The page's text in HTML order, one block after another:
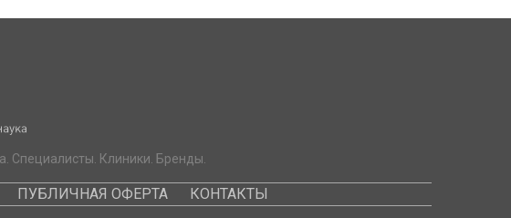
Специалисты. Клиники. Бренды.
ПУБЛИЧНАЯ ОФЕРТА КОНТАКТЫ